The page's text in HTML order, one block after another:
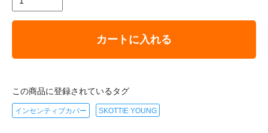
カートに入れる
この商品に登録されているタグ
インセンティブカバー SKOTTIE YOUNG